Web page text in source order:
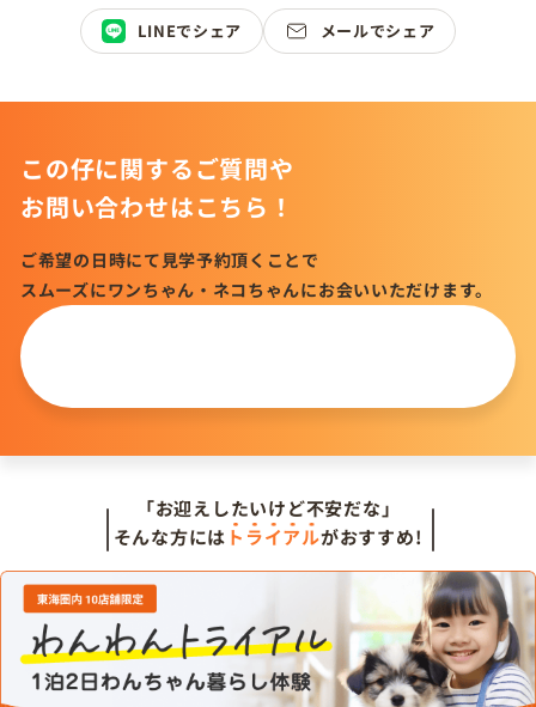
LINEでシェア メールでシェア
この仔に関するご質問や
お問い合わせはこちら！
ご希望の日時にて見学予約頂くことで
スムーズにワンちゃん・ネコちゃんにお会いいただけます。
「お迎えしたいけど不安だな」
そんな方には トライアルがおすすめ!